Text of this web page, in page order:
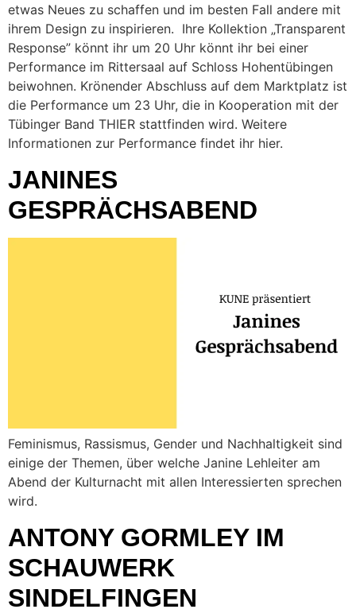
etwas Neues zu schaffen und im besten Fall andere mit
ihrem Design zu inspirieren. Ihre Kollektion „Transparent
Response” könnt ihr um 20 Uhr könnt ihr bei einer
Performance im Rittersaal auf Schloss Hohentübingen
beiwohnen. Krönender Abschluss auf dem Marktplatz ist
die Performance um 23 Uhr, die in Kooperation mit der
Tübinger Band THIER stattfinden wird. Weitere
Informationen zur Performance findet ihr hier.
JANINES
GESPRÄCHSABEND
Feminismus, Rassismus, Gender und Nachhaltigkeit sind
einige der Themen, über welche Janine Lehleiter am
Abend der Kulturnacht mit allen Interessierten sprechen
wird.
ANTONY GORMLEY IM
SCHAUWERK
SINDELFINGEN